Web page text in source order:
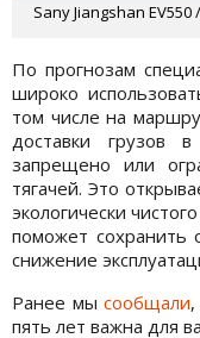
Sany Jiangshan EV550
По прогнозам
широко
том числе на
доставки грузов
запрещено или
тягачей. Это
экологически
поможет
снижение
Ранее мы сообщали
пять лет важна для